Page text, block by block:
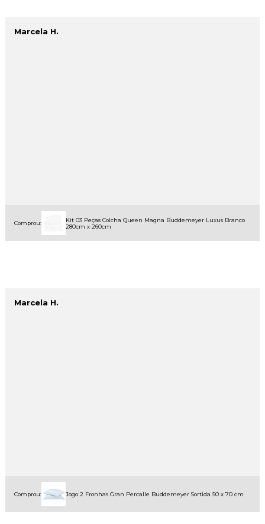
Marcela H.
Comprou:
Kit 03 Peças Colcha Queen Magna Buddemeyer Luxus Branco
280cm x 260cm
Marcela H.
Comprou: Jogo 2 Fronhas Gran Percalle Buddemeyer Sortida 50 x 70 cm